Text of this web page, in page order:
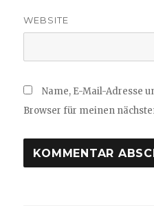
WEBSITE
Name, E-Mail-Adresse
Browser für meinen